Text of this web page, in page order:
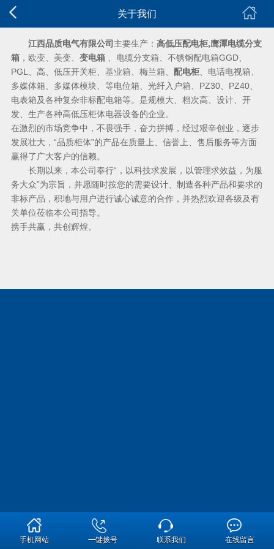
关于我们
江西品质电气有限公司 主要生产： 高低压配电柜,鹰潭电缆分支
箱，欧变、美变、 变电箱
电缆分支箱、不锈钢配电箱GGD、
PGL、高、低压开关柜、基业箱、梅兰箱、 配电柜、 电话电视箱、
多媒体箱、多媒体模块、等电位箱、光纤入户箱、PZ30、PZ40、
电表箱及各种复杂非标配电箱等。是规模大、档次高、设计、开
发、生产各种高低压柜体电器设备的企业。
在激烈的市场竞争中，不畏强手，奋力拼搏，经过艰辛创业，逐步
发展壮大，“品质柜体”的产品在质量上、信誉上、售后服务等方面
赢得了广大客户的信赖。
长期以来，本公司奉行“，以科技求发展， 以管理求效益，为服
务大众”为宗旨，并愿随时按您的需要设计、制造各种产品和要求的
非标产品，积地与用户进行诚心诚意的合作，并热烈欢迎各级及有
关单位莅临本公司指导。
携手共赢，共创辉煌。
手机网站 一键拨号 联系我们 在线留言